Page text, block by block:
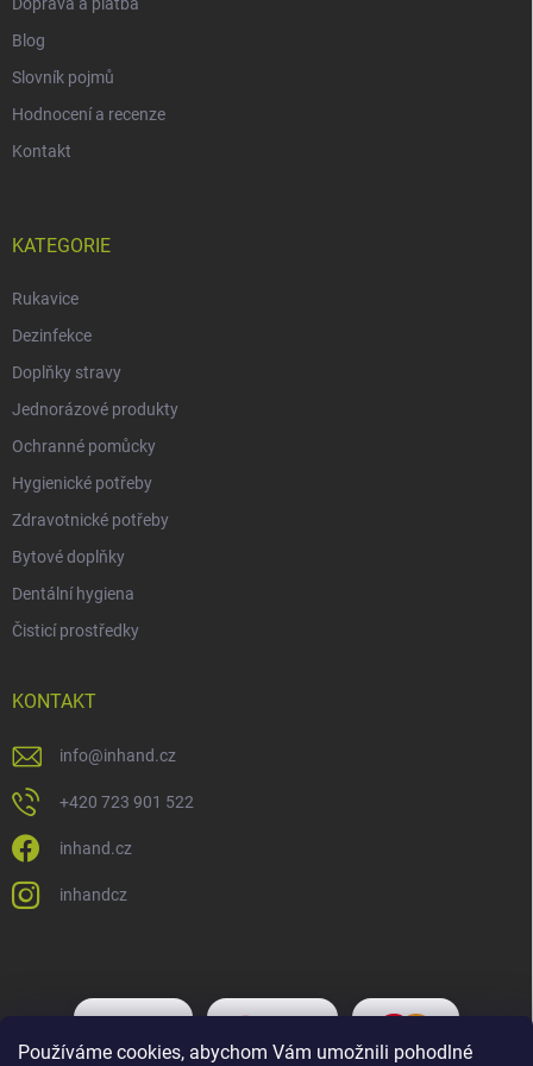
Používáme cookies, abychom Vám umožnili pohodlné
Blog
Slovník pojmů
Hodnocení a recenze
Kontakt
KATEGORIE
Rukavice
Dezinfekce
Doplňky stravy
Jednorázové produkty
Ochranné pomůcky
Hygienické potřeby
Zdravotnické potřeby
Bytové doplňky
Dentální hygiena
Čisticí prostředky
KONTAKT
info@inhand.cz
+420 723 901 522
inhand.cz
inhandcz